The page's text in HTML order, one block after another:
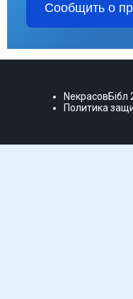
Сообщить о
NекрасовБiбл
Политика